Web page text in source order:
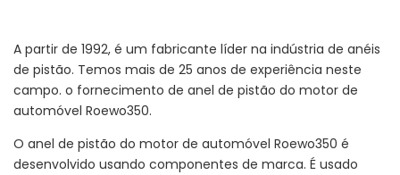
A partir de 1992, é um fabricante líder na indústria de anéis
de pistão. Temos mais de 25 anos de experiência neste
campo. o fornecimento de anel de pistão do motor de
automóvel Roewo350.
O anel de pistão do motor de automóvel Roewo350 é
desenvolvido usando componentes de marca. É usado